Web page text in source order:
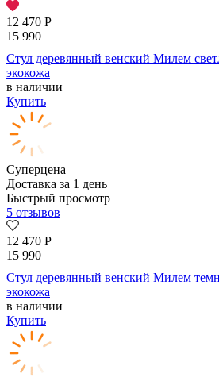
12 470 Р
15 990
Стул деревянный венский Милем
экокожа
в наличии
Купить
Суперцена
Доставка за 1 день
Быстрый просмотр
5 отзывов
12 470 Р
15 990
Стул деревянный венский Милем
экокожа
в наличии
Купить